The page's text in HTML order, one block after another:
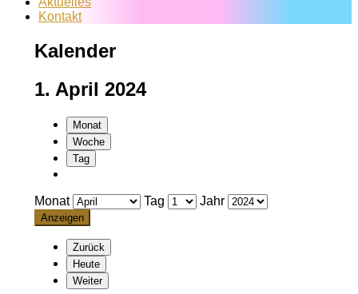
Kontakt
Kalender
1. April 2024
Monat
Woche
Tag
Monat Tag Jahr
Zurück
Heute
Weiter